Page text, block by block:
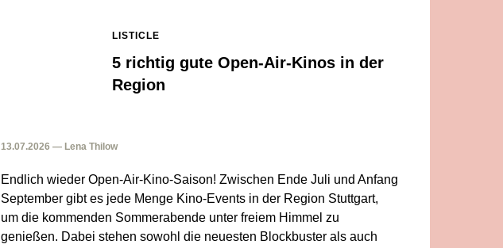
LISTICLE
5 richtig gute Open-Air-Kinos in der
Region
13.07.2026 — Lena Thilow
Endlich wieder Open-Air-Kino-Saison! Zwischen Ende Juli und Anfang
September gibt es jede Menge Kino-Events in der Region Stuttgart,
um die kommenden Sommerabende unter freiem Himmel zu
genießen. Dabei stehen sowohl die neuesten Blockbuster als auch